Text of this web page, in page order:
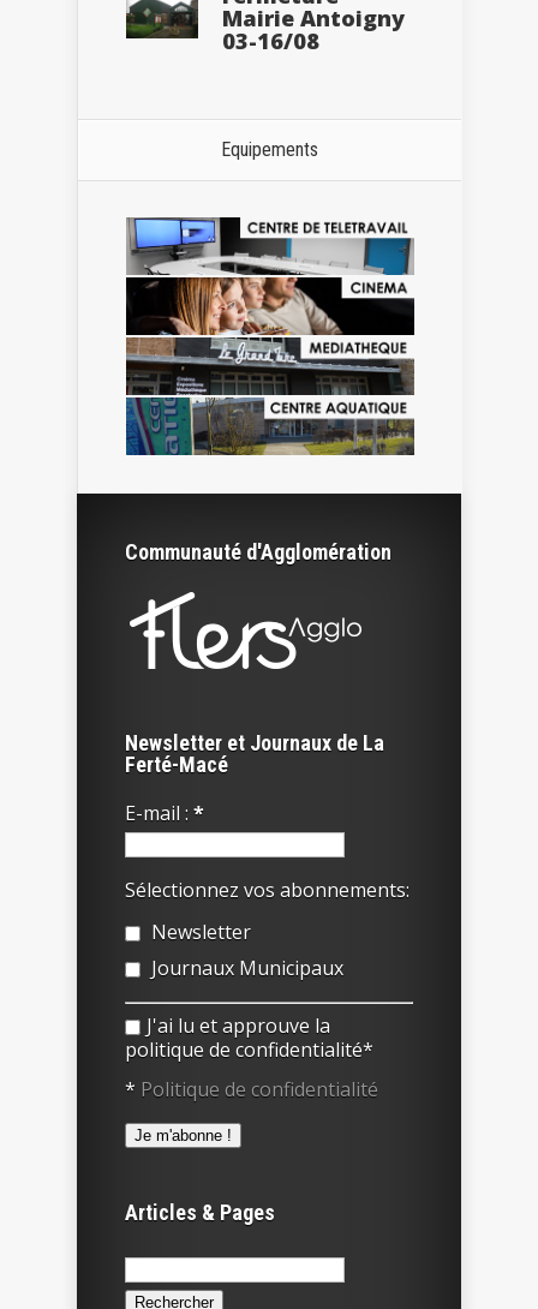
Mairie Antoigny
03-16/08
Equipements
Communauté d'Agglomération
Newsletter et Journaux de La
Ferté-Macé
E-mail : *
Sélectionnez vos abonnements:
Newsletter
Journaux Municipaux
J'ai lu et approuve la
politique de confidentialité*
* Politique de confidentialité
Articles & Pages
Rechercher :